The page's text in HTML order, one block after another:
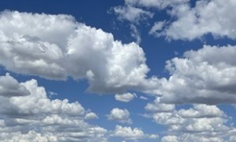
2025 ]
Cómo moverse en Seychelles de
] Qué ver en Manama. La capital de Baréin
] Ela Nguema. El barrio más castizo de Malabo